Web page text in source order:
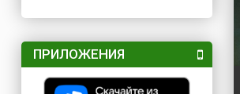
ПРИЛОЖЕНИЯ